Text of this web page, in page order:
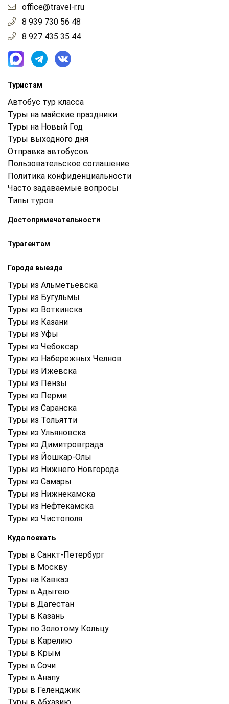
office@travel-r.ru
8 939 730 56 48
8 927 435 35 44
Туристам
Автобус тур класса
Туры на майские праздники
Туры на Новый Год
Туры выходного дня
Отправка автобусов
Пользовательское соглашение
Политика конфиденциальности
Часто задаваемые вопросы
Типы туров
Достопримечательности
Турагентам
Города выезда
Туры из Альметьевска
Туры из Бугульмы
Туры из Воткинска
Туры из Казани
Туры из Уфы
Туры из Чебоксар
Туры из Набережных Челнов
Туры из Ижевска
Туры из Пензы
Туры из Перми
Туры из Саранска
Туры из Тольятти
Туры из Ульяновска
Туры из Димитровграда
Туры из Йошкар-Олы
Туры из Нижнего Новгорода
Туры из Самары
Туры из Нижнекамска
Туры из Нефтекамска
Туры из Чистополя
Куда поехать
Туры в Санкт-Петербург
Туры в Москву
Туры на Кавказ
Туры в Адыгею
Туры в Дагестан
Туры в Казань
Туры по Золотому Кольцу
Туры в Карелию
Туры в Крым
Туры в Cочи
Туры в Анапу
Туры в Геленджик
Туры в Абхазию